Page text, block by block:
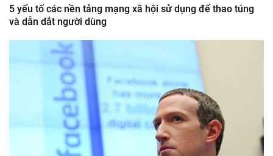
5 yếu tố các nền tảng mạng xã hội sử dụng để thao túng
và dẫn dắt người dùng